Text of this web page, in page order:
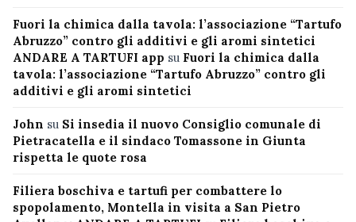
Fuori la chimica dalla tavola: l’associazione “Tartufo
Abruzzo” contro gli additivi e gli aromi sintetici
ANDARE A TARTUFI app su Fuori la chimica dalla
tavola: l’associazione “Tartufo Abruzzo” contro gli
additivi e gli aromi sintetici
John su Si insedia il nuovo Consiglio comunale di
Pietracatella e il sindaco Tomassone in Giunta
rispetta le quote rosa
Filiera boschiva e tartufi per combattere lo
spopolamento, Montella in visita a San Pietro